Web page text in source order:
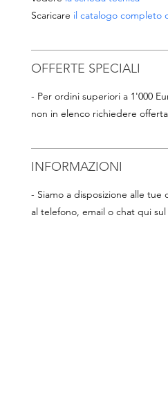
Scaricare il catalogo completo
OFFERTE SPECIALI
- Per ordini superiori a 1'000
non in elenco richiedere
INFORMAZIONI
- Siamo a disposizione alle
al telefono, email o chat qui